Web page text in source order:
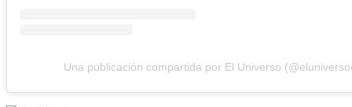
Una publicación compartida por El Universo